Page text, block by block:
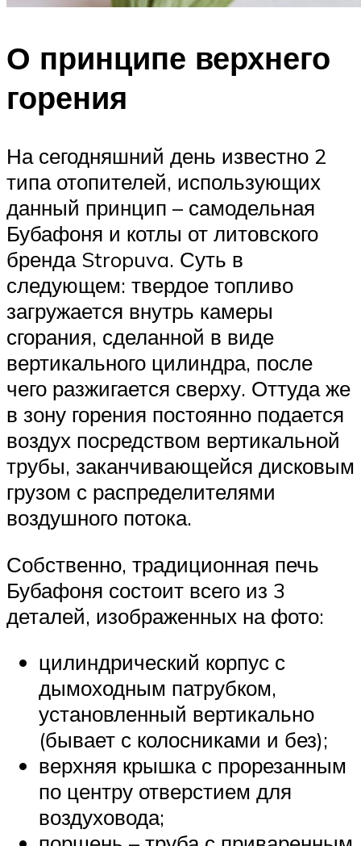
О принципе верхнего
горения
На сегодняшний день известно 2
типа отопителей, использующих
данный принцип – самодельная
Бубафоня и котлы от литовского
бренда Stropuva. Суть в
следующем: твердое топливо
загружается внутрь камеры
сгорания, сделанной в виде
вертикального цилиндра, после
чего разжигается сверху. Оттуда же
в зону горения постоянно подается
воздух посредством вертикальной
трубы, заканчивающейся дисковым
грузом с распределителями
воздушного потока.
Собственно, традиционная печь
Бубафоня состоит всего из 3
деталей, изображенных на фото:
цилиндрический корпус с
дымоходным патрубком,
установленный вертикально
(бывает с колосниками и без);
верхняя крышка с прорезанным
по центру отверстием для
воздуховода;